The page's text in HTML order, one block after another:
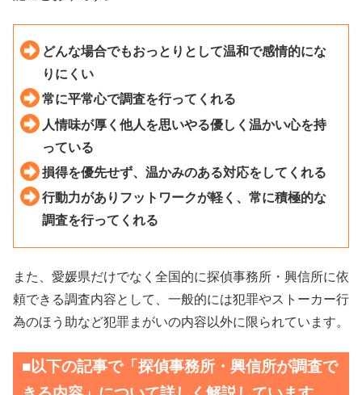
どんな場合でもおっとりとして温和で感情的にな
りにくい
常に平常心で調査を行ってくれる
人情味が厚く他人を思いやる優しく温かい心を持
っている
損得を優先せず、温かみのある対応をしてくれる
行動力がありフットワークが軽く、常に積極的な
調査を行ってくれる
また、愛媛県だけでなく全国的に探偵事務所・興信所に依
頼できる調査内容として、一般的には犯罪やストーカー行
為のほう助など犯罪まがいの内容以外に限られています。
■以下の記事で「探偵事務所・興信所が調査で